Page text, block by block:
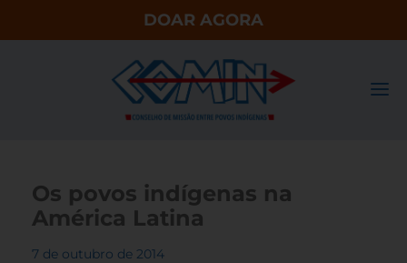
DOAR AGORA
Os povos indígenas na
América Latina
7 de outubro de 2014